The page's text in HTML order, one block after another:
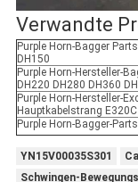
Verwandte
Purple Horn-Bagger
DH150
Purple Horn-Hersteller-
DH220 DH280 DH360
Purple Horn-Hersteller-
Hauptkabelstrang
Purple Horn-Bagger-
YN15V00035S301
Schwingen-